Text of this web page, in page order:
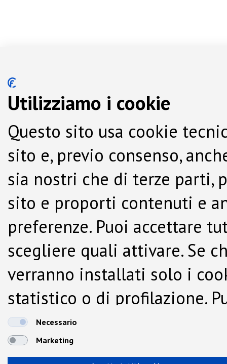
Utilizziamo i cookie
Questo sito usa cookie
sito e, previo consenso,
sia nostri che di terze parti,
sito e proporti contenuti e
preferenze. Puoi accettare
scegliere quali attivare. Se
verranno installati solo i
statistico o di profilazione.
dalla Cookie Policy.
Necessario
Marketing